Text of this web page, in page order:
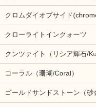
クロムダイオプサイド
クローライトインクォーツ
クンツァイト（リシア輝石/
コーラル（珊瑚/Coral）
ゴールドサンドストーン（砂